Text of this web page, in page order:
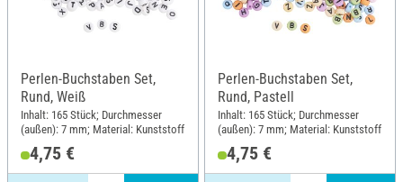
Perlen-Buchstaben Set,
Rund, Weiß
Inhalt: 165 Stück; Durchmesser
(außen): 7 mm; Material: Kunststoff
4,75 €
Perlen-Buchstaben Set,
Rund, Pastell
Inhalt: 165 Stück; Durchmesser
(außen): 7 mm; Material: Kunststoff
4,75 €